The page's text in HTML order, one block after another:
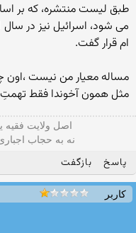
طبق لیست منتشره، که بر
ام قرار گفت.
مساله معیار من نیست ،اون
مثل همون آخوندا فقط تهمتِ که از ۱ ذهن
اصل ولایت
نه به حجاب
پاسخ بازگفت
کاربر